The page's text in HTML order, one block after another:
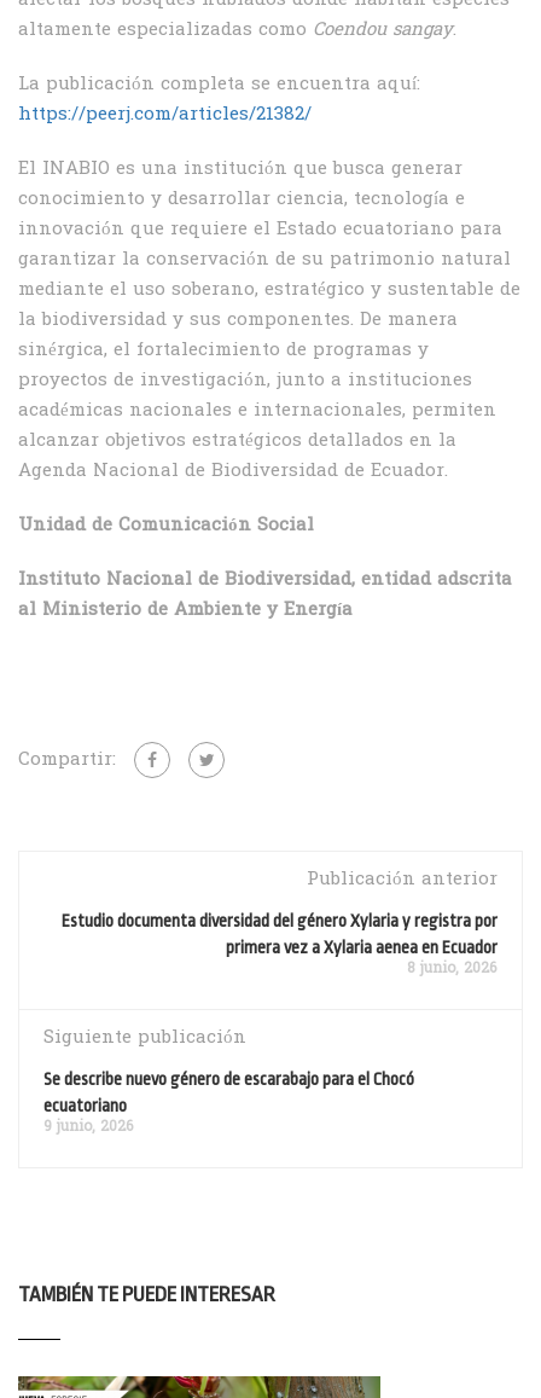
altamente especializadas como Coendou sangay.
La publicación completa se encuentra aquí:
https://peerj.com/articles/21382/
El INABIO es una institución que busca generar
conocimiento y desarrollar ciencia, tecnología e
innovación que requiere el Estado ecuatoriano para
garantizar la conservación de su patrimonio natural
mediante el uso soberano, estratégico y sustentable de
la biodiversidad y sus componentes. De manera
sinérgica, el fortalecimiento de programas y
proyectos de investigación, junto a instituciones
académicas nacionales e internacionales, permiten
alcanzar objetivos estratégicos detallados en la
Agenda Nacional de Biodiversidad de Ecuador.
Unidad de Comunicación Social
Instituto Nacional de Biodiversidad, entidad adscrita
al Ministerio de Ambiente y Energía
Compartir:
Publicación anterior
Estudio documenta diversidad del género Xylaria y registra por
primera vez a Xylaria aenea en Ecuador
8 junio, 2026
Siguiente publicación
Se describe nuevo género de escarabajo para el Chocó
ecuatoriano
9 junio, 2026
TAMBIÉN TE PUEDE INTERESAR